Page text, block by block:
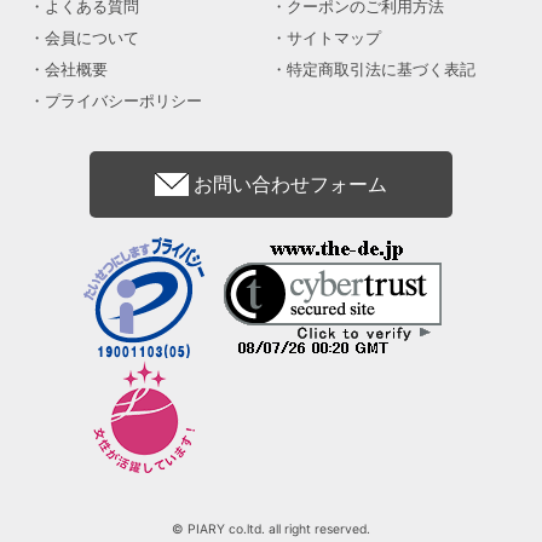
よくある質問
クーポンのご利用方法
会員について
サイトマップ
会社概要
特定商取引法に基づく表記
プライバシーポリシー
お問い合わせフォーム
© PIARY co.ltd. all right reserved.